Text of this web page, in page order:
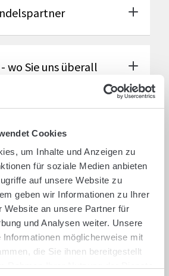
Cookies
um Inhalte und Anzeigen zu
für soziale Medien anbieten
auf unsere Website zu
geben wir Informationen zu Ihrer
Website an unsere Partner für
und Analysen weiter. Unsere
Informationen möglicherweise mit
die Sie ihnen bereitgestellt
wo Sie uns überall